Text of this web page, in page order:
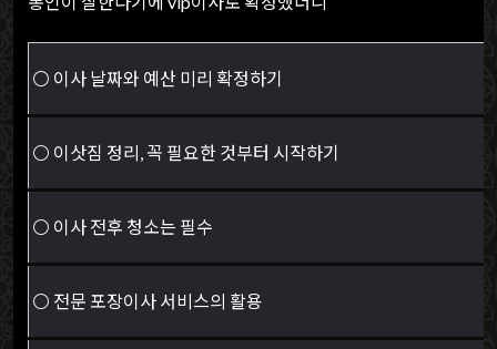
⚪ 이사 날짜와 예산 미리 확정하기
⚪ 이삿짐 정리, 꼭 필요한 것부터 시작하기
⚪ 이사 전후 청소는 필수
⚪ 전문 포장이사 서비스의 활용